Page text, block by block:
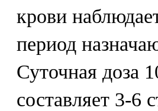
крови
период
Суточная доза
составляет 3-6